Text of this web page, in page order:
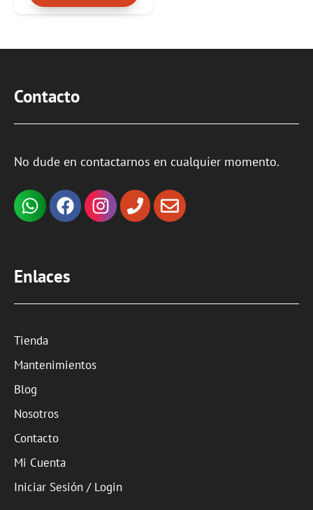
Contacto
No dude en contactarnos en cualquier momento.
Enlaces
Tienda
Mantenimientos
Blog
Nosotros
Contacto
Mi Cuenta
Iniciar Sesión / Login